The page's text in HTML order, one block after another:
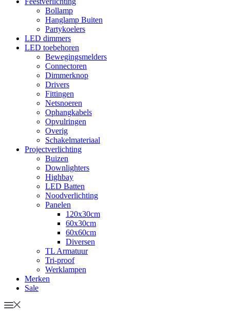
Bollamp
Hanglamp Buiten
Partykoelers
LED dimmers
LED toebehoren
Bewegingsmelders
Connectoren
Dimmerknop
Drivers
Fittingen
Netsnoeren
Ophangkabels
Opvulringen
Overig
Schakelmateriaal
Projectverlichting
Buizen
Downlighters
Highbay
LED Batten
Noodverlichting
Panelen
120x30cm
60x30cm
60x60cm
Diversen
TL Armatuur
Tri-proof
Werklampen
Merken
Sale